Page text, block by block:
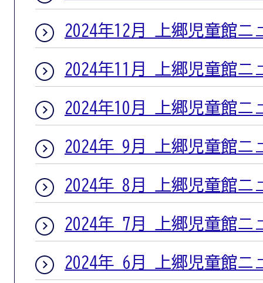
2024年12月 上郷児童館ニ
2024年11月 上郷児童館ニ
2024年10月 上郷児童館ニ
2024年 9月 上郷児童館ニ
2024年 8月 上郷児童館ニ
2024年 7月 上郷児童館ニ
2024年 6月 上郷児童館ニ